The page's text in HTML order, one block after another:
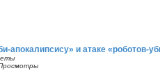
апокалипсису» и атаке «роботов-